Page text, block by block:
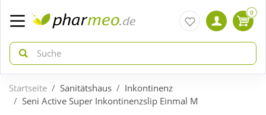
zurück
zurück
0
Startseite Sanitätshaus
Inkontinenz
Seni Active Super Inkontinenzslip Einmal M